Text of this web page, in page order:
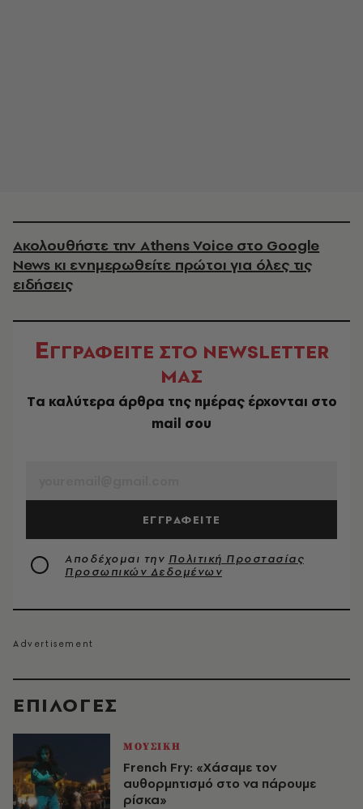
EΠΙΛΟΓΈΣ
ΜΟΥΣΙΚΗ
French Fry: «Χάσαμε τον
αυθορμητισμό στο να πάρουμε
ρίσκα»
Ακολουθήστε την Athens Voice στο Google
News κι ενημερωθείτε πρώτοι για όλες τις
ειδήσεις
ΕΓΓΡΑΦΕΙΤΕ ΣΤΟ NEWSLETTER
ΜΑΣ
Tα καλύτερα άρθρα της ημέρας έρχονται στο
mail σου
ΕΓΓΡΑΦΕΙΤΕ
Αποδέχομαι την Πολιτική Προστασίας
Προσωπικών Δεδομένων